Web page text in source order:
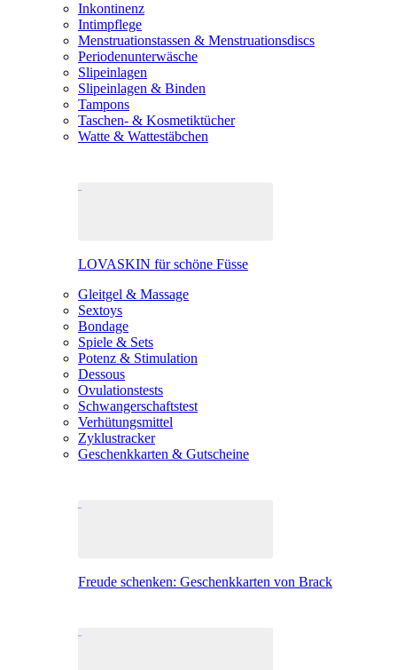
Inkontinenz
Intimpflege
Menstruationstassen & Menstruationsdiscs
Periodenunterwäsche
Slipeinlagen
Slipeinlagen & Binden
Tampons
Taschen- & Kosmetiktücher
Watte & Wattestäbchen
LOVASKIN für schöne Füsse
Gleitgel & Massage
Sextoys
Bondage
Spiele & Sets
Potenz & Stimulation
Dessous
Ovulationstests
Schwangerschaftstest
Verhütungsmittel
Zyklustracker
Geschenkkarten & Gutscheine
Freude schenken: Geschenkkarten von Brack